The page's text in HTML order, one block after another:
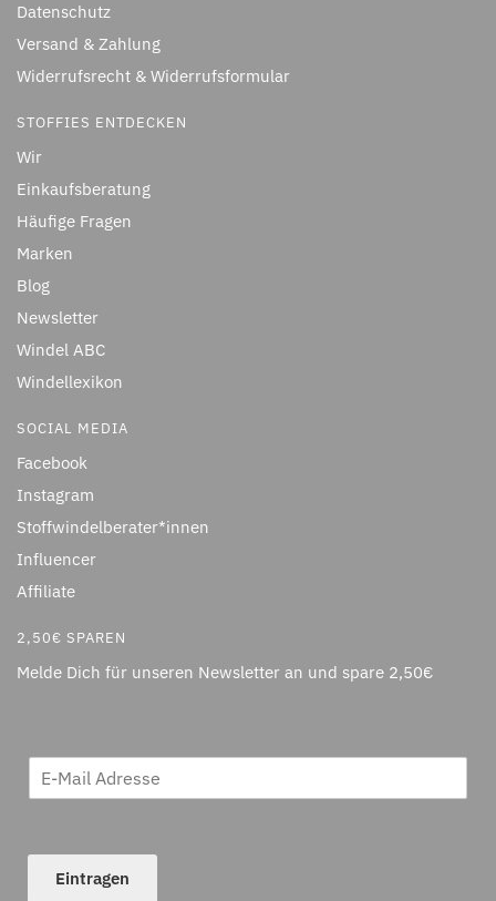
Datenschutz
Versand & Zahlung
Widerrufsrecht & Widerrufsformular
STOFFIES ENTDECKEN
Wir
Einkaufsberatung
Häufige Fragen
Marken
Blog
Newsletter
Windel ABC
Windellexikon
SOCIAL MEDIA
Facebook
Instagram
Stoffwindelberater*innen
Influencer
Affiliate
2,50€ SPAREN
Melde Dich für unseren Newsletter an und spare 2,50€
Eintragen